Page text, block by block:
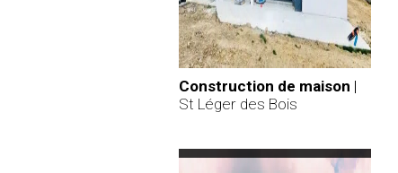
Construction de maison |
St Léger des Bois